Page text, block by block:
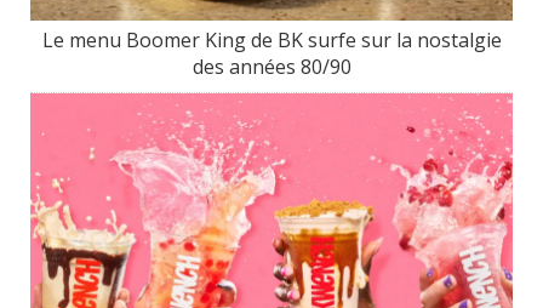
Le menu Boomer King de BK surfe sur la nostalgie
des années 80/90